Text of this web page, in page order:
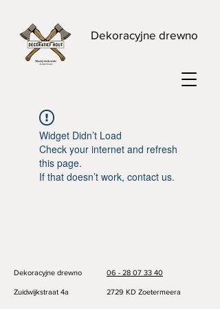
Dekoracyjne drewno
Widget Didn’t Load
Check your internet and refresh
this page.
If that doesn’t work, contact us.
Dekoracyjne drewno 06 - 28 07 33 40
Zuidwijkstraat 4a 2729 KD Zoetermeera